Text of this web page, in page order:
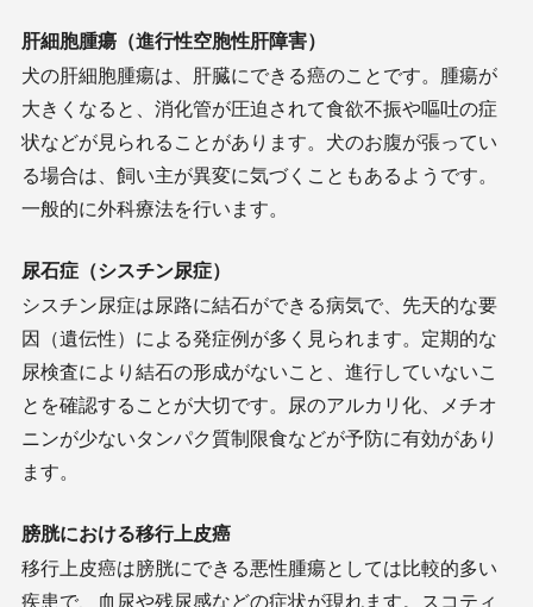
肝細胞腫瘍（進行性空胞性肝障害）
犬の肝細胞腫瘍は、肝臓にできる癌のことです。腫瘍が
大きくなると、消化管が圧迫されて食欲不振や嘔吐の症
状などが見られることがあります。犬のお腹が張ってい
る場合は、飼い主が異変に気づくこともあるようです。
一般的に外科療法を行います。
尿石症（シスチン尿症）
シスチン尿症は尿路に結石ができる病気で、先天的な要
因（遺伝性）による発症例が多く見られます。定期的な
尿検査により結石の形成がないこと、進行していないこ
とを確認することが大切です。尿のアルカリ化、メチオ
ニンが少ないタンパク質制限食などが予防に有効があり
ます。
膀胱における移行上皮癌
移行上皮癌は膀胱にできる悪性腫瘍としては比較的多い
疾患で、血尿や残尿感などの症状が現れます。スコティ